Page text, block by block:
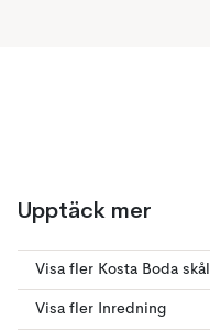
Upptäck mer
Visa fler Kosta Boda skål
Visa fler Inredning